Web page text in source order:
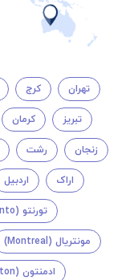
تهران کرج
تبریز کرمان
زنجان رشت
اراک اردبیل
تورنتو (Toronto)
مونتريال (Montreal)
ادمنتون (Edmonton)